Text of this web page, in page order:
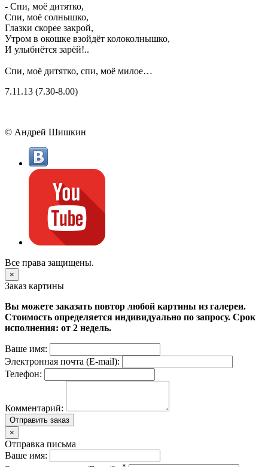
- Спи, моё дитятко,
Спи, моё солнышко,
Глазки скорее закрой,
Утром в окошке взойдёт колоколнышко,
И улыбнётся зарёй!..
Спи, моё дитятко, спи, моё милое…
7.11.13 (7.30-8.00)
© Андрей Шишкин
Все права защищены.
×
Заказ картины
Вы можете заказать повтор любой картины из галереи.
Стоимость определяется индивидуально по запросу. Срок
исполнения: от 2 недель.
Ваше имя:
Электронная почта (E-mail):
Телефон:
Комментарий:
Отправить заказ
×
Отправка письма
Ваше имя: